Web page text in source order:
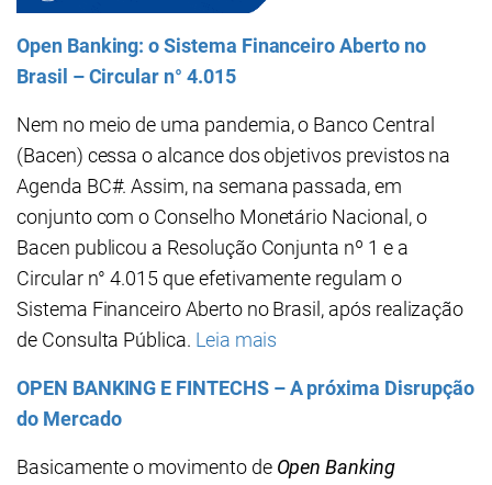
Open Banking: o Sistema Financeiro Aberto no
Brasil – Circular n° 4.015
Nem no meio de uma pandemia, o Banco Central
(Bacen) cessa o alcance dos objetivos previstos na
Agenda BC#. Assim, na semana passada, em
conjunto com o Conselho Monetário Nacional, o
Bacen publicou a Resolução Conjunta nº 1 e a
Circular n° 4.015 que efetivamente regulam o
Sistema Financeiro Aberto no Brasil, após realização
de Consulta Pública. Leia mais
OPEN BANKING E FINTECHS – A próxima Disrupção
do Mercado
Basicamente o movimento de Open Banking